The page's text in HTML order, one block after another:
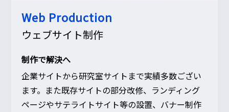
Web Production
ウェブサイト制作
制作で解決へ
企業サイトから研究室サイトまで実績多数ござい
ます。また既存サイトの部分改修、ランディング
ページやサテライトサイト等の設置、バナー制作